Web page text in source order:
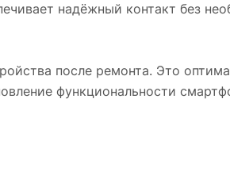
надёжный контакт без
после ремонта. Это
функциональности